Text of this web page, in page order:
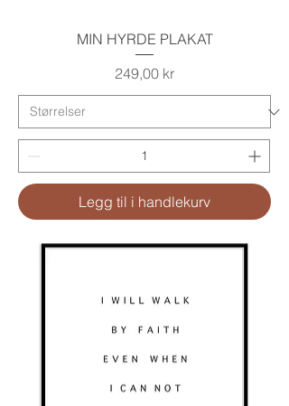
MIN HYRDE PLAKAT
Pris
249,00 kr
Legg til i handlekurv